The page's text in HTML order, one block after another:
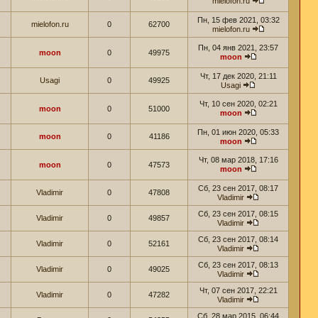
mielofon.ru 0 62700
Пн, 15 фев 2021, 03:32
mielofon.ru
moon 0 49975
Пн, 04 янв 2021, 23:57
moon
Usagi 0 49925
Чт, 17 дек 2020, 21:11
Usagi
moon 0 51000
Чт, 10 сен 2020, 02:21
moon
moon 0 41186
Пн, 01 июн 2020, 05:33
moon
moon 0 47573
Чт, 08 мар 2018, 17:16
moon
Vladimir 0 47808
Сб, 23 сен 2017, 08:17
Vladimir
Vladimir 0 49857
Сб, 23 сен 2017, 08:15
Vladimir
Vladimir 0 52161
Сб, 23 сен 2017, 08:14
Vladimir
Vladimir 0 49025
Сб, 23 сен 2017, 08:13
Vladimir
Vladimir 0 47282
Чт, 07 сен 2017, 22:21
Vladimir
Сб, 28 мар 2015, 06:44